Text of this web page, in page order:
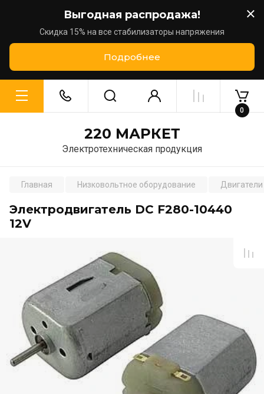
Выгодная распродажа!
Скидка 15% на все стабилизаторы напряжения
Подробнее
220 МАРКЕТ
Электротехническая продукция
0
Главная Низковольтное оборудование Двигатели
Электродвигатель DC F280-10440
12V